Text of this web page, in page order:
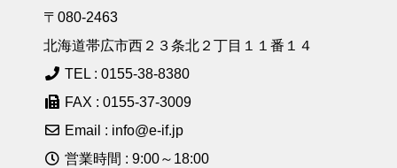
〒080-2463
北海道帯広市西２３条北２丁目１１番１４
TEL : 0155-38-8380
FAX : 0155-37-3009
Email : info@e-if.jp
営業時間 : 9:00～18:00